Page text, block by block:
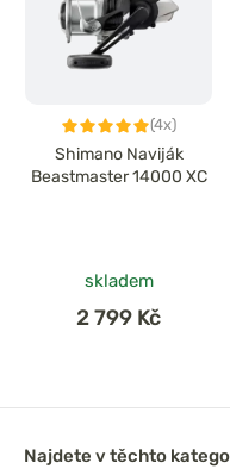
(4x)
Shimano Naviják
Beastmaster 14000 XC
skladem
2 799 Kč
Najdete v těchto